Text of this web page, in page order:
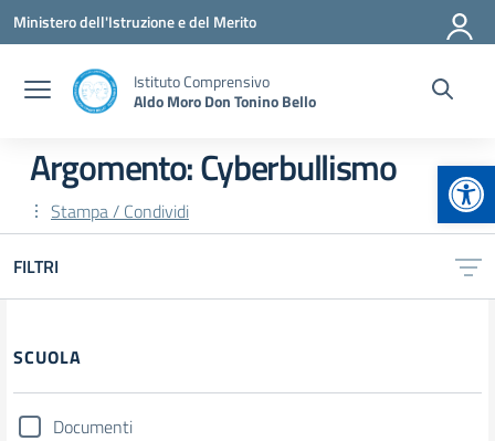
Vai ai contenuti
Vai al menu di navigazione
Vai al footer
Ministero dell'Istruzione e del Merito
Istituto Comprensivo
Aldo Moro Don Tonino Bello
Argomento: Cyberbullismo
Stampa / Condividi
FILTRI
Filtri
SCUOLA
Documenti